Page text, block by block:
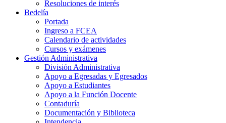
Resoluciones de interés
Bedelía
Portada
Ingreso a FCEA
Calendario de actividades
Cursos y exámenes
Gestión Administrativa
División Administrativa
Apoyo a Egresadas y Egresados
Apoyo a Estudiantes
Apoyo a la Función Docente
Contaduría
Documentación y Biblioteca